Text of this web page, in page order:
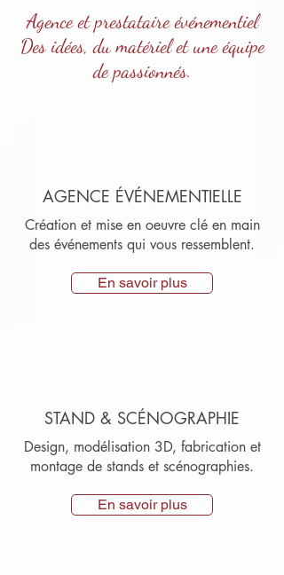
Agence et prestataire événementiel
Des idées, du matériel et une équipe
de passionnés.
AGENCE ÉVÉNEMENTIELLE
Création et mise en oeuvre clé en main
des événements qui vous ressemblent.
En savoir plus
STAND & SCÉNOGRAPHIE
Design, modélisation 3D, fabrication et
montage de stands et scénographies.
En savoir plus